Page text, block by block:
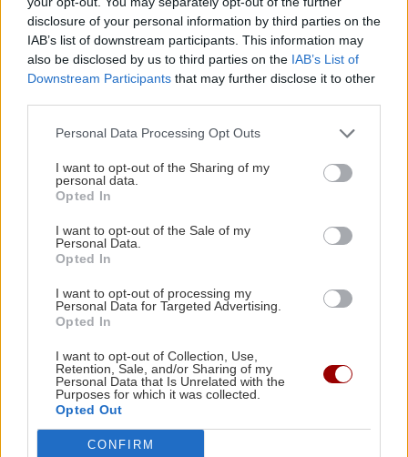
disclosure of your personal information by third parties on the
IAB’s list of downstream participants. This information may
also be disclosed by us to third parties on the IAB’s List of
Downstream Participants that may further disclose it to other
Personal Data Processing Opt Outs
I want to opt-out of the Sharing of my
personal data.
Opted In
I want to opt-out of the Sale of my
Personal Data.
Opted In
I want to opt-out of processing my
Personal Data for Targeted Advertising.
Opted In
I want to opt-out of Collection, Use,
Retention, Sale, and/or Sharing of my
Personal Data that Is Unrelated with the
Purposes for which it was collected.
Opted Out
CONFIRM
Τροχαίο στο ΙΤΕ: Μάχη δίχως τέλος για την
20χρονη φοιτήτρια ...
09:32
ΑΦΙΕΡΩΜΑΤΑ
7η Αυγούστου 626 μ.Χ.: Η νύχτα που
"γεννήθηκε" ο Ακάθιστος Ύμνος στην
Πόρτο Γερμενό: Μετρούν τις πληγές τους οι
κάτοικοι -Δεκάδες οι κατοικίες που
ΠΟΛΙΤΙΚΟ ΠΑΡΑΣΚΗΝΙΟ
Στα Χανιά ο Κυριάκος Μητσοτάκης με τη
σύζυγό του -Βρέθηκε σε γνωστό στέκι
(εικόνες)
ΠΕΡΙΣΣΟΤΕΡΑ
ΚΡΗΤΗ
Υγειονομική θωράκιση για την
Κασταμονίτσα με δωρεά απινιδωτή
και σεμινάριο πρώτων βοηθειών!
ΚΟΣΜΟΣ
Ιαπωνία: Συγκλονιστικό βίντεο από
χειρουργείο την ώρα του σεισμού των
7,1R